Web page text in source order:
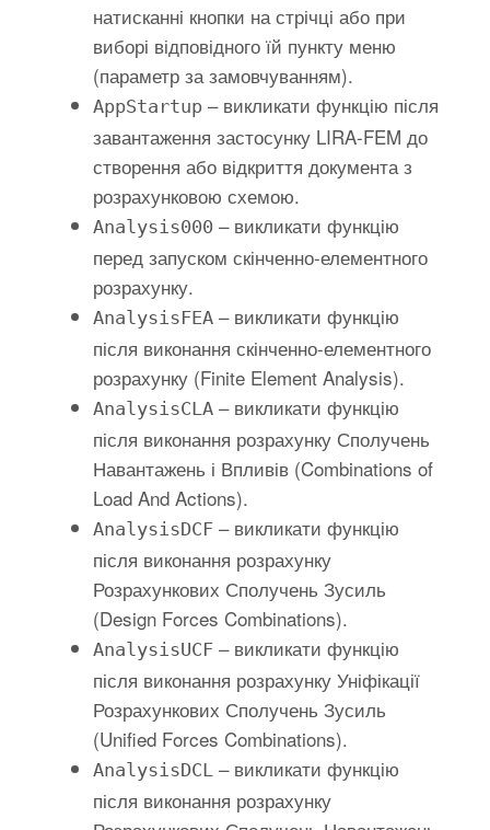
натисканні кнопки на стрічці або при
виборі відповідного їй пункту меню
(параметр за замовчуванням).
AppStartup – викликати функцію після
завантаження застосунку LIRA-FEM до
створення або відкриття документа з
розрахунковою схемою.
Analysis000 – викликати функцію
перед запуском скінченно-елементного
розрахунку.
AnalysisFEA – викликати функцію
після виконання скінченно-елементного
розрахунку (Finite Element Analysis).
AnalysisCLA – викликати функцію
після виконання розрахунку Сполучень
Навантажень і Впливів (Combinations of
Load And Actions).
AnalysisDCF – викликати функцію
після виконання розрахунку
Розрахункових Сполучень Зусиль
(Design Forces Combinations).
AnalysisUCF – викликати функцію
після виконання розрахунку Уніфікації
Розрахункових Сполучень Зусиль
(Unified Forces Combinations).
AnalysisDCL – викликати функцію
після виконання розрахунку